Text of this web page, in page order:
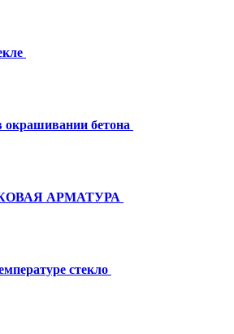
окрашивании бетона
АРМАТУРА
стекло